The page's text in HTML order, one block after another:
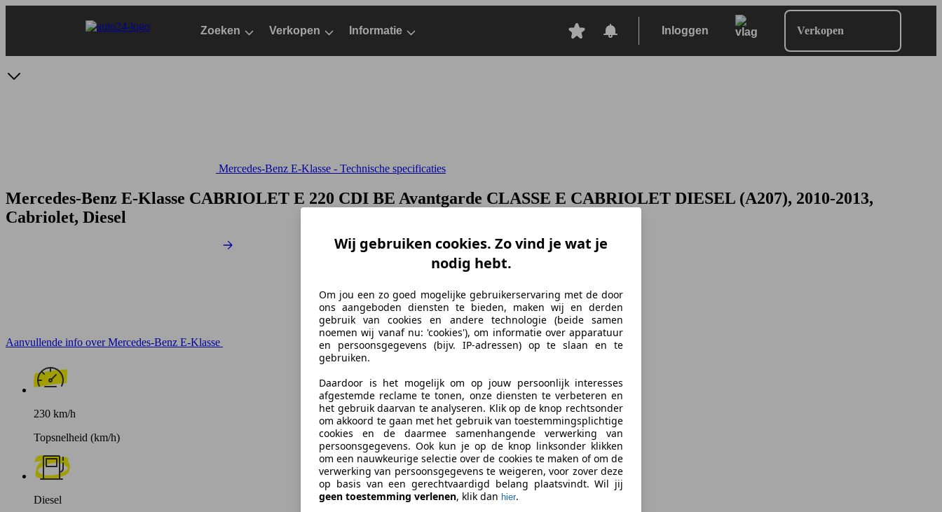
Zoeken Verkopen Informatie Inloggen Verkopen
Mercedes-Benz E-Klasse - Technische specificaties
Mercedes-Benz E-Klasse CABRIOLET E 220 CDI BE Avantgarde CLASSE E CABRIOLET DIESEL (A207), 2010-2013,
Cabriolet, Diesel
Aanvullende info over Mercedes-Benz E-Klasse
230 km/h
Topsnelheid (km/h)
Diesel
Wij gebruiken cookies. Zo vind je wat je
nodig hebt.
Om jou een zo goed mogelijke gebruikerservaring met de door
ons aangeboden diensten te bieden, maken wij en derden
gebruik van cookies en andere technologie (beide samen
noemen wij vanaf nu: 'cookies'), om informatie over apparatuur
en persoonsgegevens (bijv. IP-adressen) op te slaan en te
gebruiken.
Daardoor is het mogelijk om op jouw persoonlijk interesses
afgestemde reclame te tonen, onze diensten te verbeteren en
het gebruik daarvan te analyseren. Klik op de knop rechtsonder
om akkoord te gaan met het gebruik van toestemmingsplichtige
cookies en de daarmee samenhangende verwerking van
persoonsgegevens. Ook kun je op de knop linksonder klikken
om een nauwkeurige selectie over de cookies te maken of om de
verwerking van persoonsgegevens te weigeren, voor zover deze
op basis van een gerechtvaardigd belang plaatsvindt. Wil jij
geen toestemming verlenen, klik dan hier.